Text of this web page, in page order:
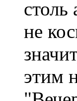
столь
не
этим